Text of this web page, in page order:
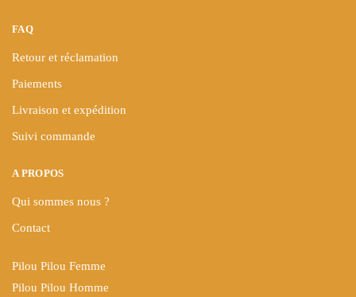
FAQ
Retour et réclamation
Paiements
Livraison et expédition
Suivi commande
A PROPOS
Qui sommes nous ?
Contact
Pilou Pilou Femme
Pilou Pilou Homme